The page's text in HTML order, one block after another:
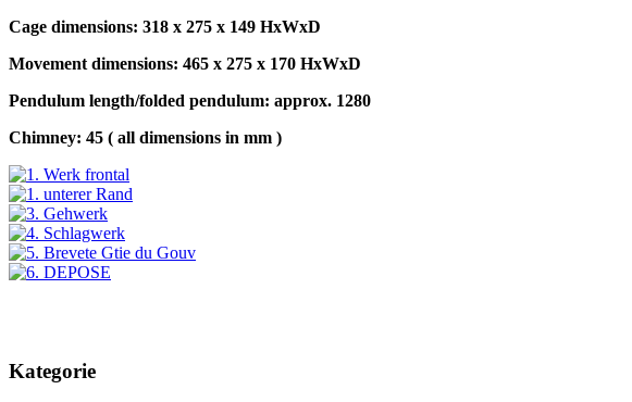
Cage dimensions: 318 x 275 x 149 HxWxD
Movement dimensions: 465 x 275 x 170 HxWxD
Pendulum length/folded pendulum: approx. 1280
Chimney: 45 ( all dimensions in mm )
Kategorie